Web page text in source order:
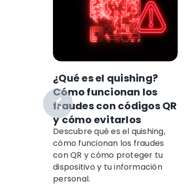
¿Qué es el quishing?
Cómo funcionan los
fraudes con códigos QR
y cómo evitarlos
Descubre qué es el quishing,
cómo funcionan los fraudes
con QR y cómo proteger tu
dispositivo y tu información
personal.